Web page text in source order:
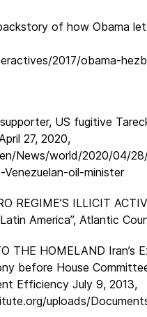
of how Obama
2017/obama-
US fugitive
27, 2020,
News/world/2020/04/
oil-minister
REGIME’S ILLICIT
America”, Atlantic
THE HOMELAND Iran’s
before House
Efficiency July 9, 2013,
uploads/